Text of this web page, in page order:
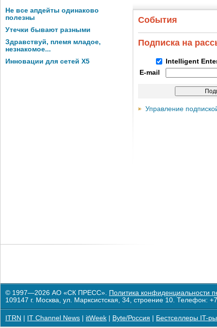
Не все апдейты одинаково
полезны
Утечки бывают разными
Здравствуй, племя младое,
незнакомое...
Инновации для сетей X5
События
Подписка на
Intelligent
E-mail
Управление
© 1997—2026 АО «СК ПРЕСС». Политика конфиденциальности
109147 г. Москва, ул. Марксистская, 34, строение 10. Телефон:
ITRN IT Channel News itWeek Byte/Россия Бестселлеры IT-